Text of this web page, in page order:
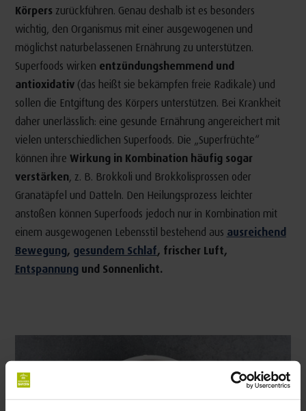
Körperszurückführen. Genau deshalb ist es besonders
wichtig, den Organismus mit einer ausgewogenen und
möglichst naturbelassenen Ernährung zu unterstützen.
Superfoods wirken entzündungshemmend und
antioxidativ(das heißt sie bekämpfen freie Radikale) und
sollen die Entgiftung des Körpers unterstützen. Bei Krankheit
daher unerlässlich: eine gesunde Ernährung angereichert mit
vielen unterschiedlichen Superfoods. Die „Superfrüchte“
können ihre Wirkung in Kombination häufig sogar
verstärken, z. B. Brokkoli und Brokkolisprossen oder
Granatäpfel und Datteln. Den Heilungsprozess leichter
anstoßen können Superfoods jedoch nur in Kombination mit
einem ausgewogenen Lebensstil bestehend aus ausreichend
Bewegung, gesundem Schlaf, frischer Luft,
Entspannungund Sonnenlicht.